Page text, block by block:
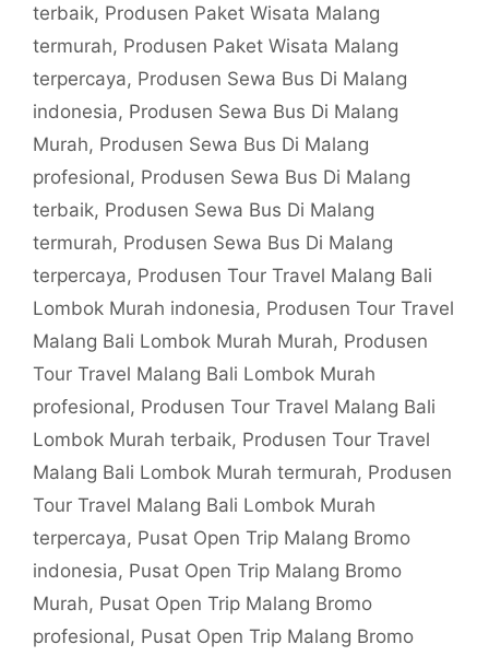
terbaik, Produsen Paket Wisata Malang
termurah, Produsen Paket Wisata Malang
terpercaya, Produsen Sewa Bus Di Malang
indonesia, Produsen Sewa Bus Di Malang
Murah, Produsen Sewa Bus Di Malang
profesional, Produsen Sewa Bus Di Malang
terbaik, Produsen Sewa Bus Di Malang
termurah, Produsen Sewa Bus Di Malang
terpercaya, Produsen Tour Travel Malang Bali
Lombok Murah indonesia, Produsen Tour Travel
Malang Bali Lombok Murah Murah, Produsen
Tour Travel Malang Bali Lombok Murah
profesional, Produsen Tour Travel Malang Bali
Lombok Murah terbaik, Produsen Tour Travel
Malang Bali Lombok Murah termurah, Produsen
Tour Travel Malang Bali Lombok Murah
terpercaya, Pusat Open Trip Malang Bromo
indonesia, Pusat Open Trip Malang Bromo
Murah, Pusat Open Trip Malang Bromo
profesional, Pusat Open Trip Malang Bromo